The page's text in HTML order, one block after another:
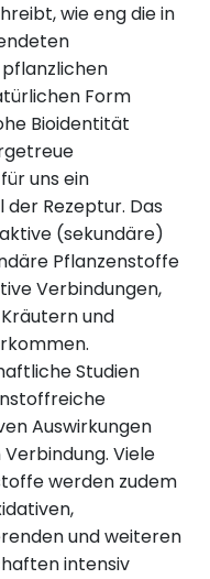
wie eng die in
Form
Bioidentität
uns ein
Rezeptur. Das
(sekundäre)
Pflanzenstoffe
Verbindungen,
und
Studien
Auswirkungen
Viele
werden zudem
und weiteren
intensiv